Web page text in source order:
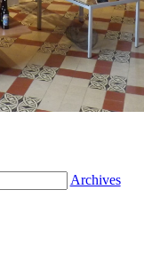
Archives